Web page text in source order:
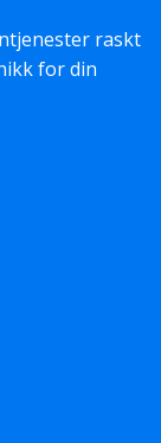
raskt
for din